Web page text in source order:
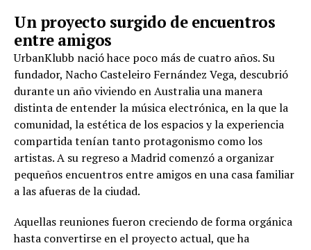
Un proyecto surgido de encuentros
entre amigos
UrbanKlubb nació hace poco más de cuatro años. Su
fundador, Nacho Casteleiro Fernández Vega, descubrió
durante un año viviendo en Australia una manera
distinta de entender la música electrónica, en la que la
comunidad, la estética de los espacios y la experiencia
compartida tenían tanto protagonismo como los
artistas. A su regreso a Madrid comenzó a organizar
pequeños encuentros entre amigos en una casa familiar
a las afueras de la ciudad.
Aquellas reuniones fueron creciendo de forma orgánica
hasta convertirse en el proyecto actual, que ha